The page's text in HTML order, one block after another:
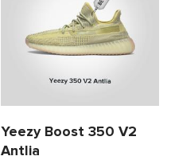
Yeezy Boost 350 V2
Antlia